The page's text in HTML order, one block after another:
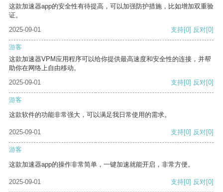
这款加速器app的安全性有待提高，可以加强防护措施，比如增加双重验
证。
2025-09-01
支持[0] 反对[0]
游客
这款加速器VPM应用程序可以给你提供最高速度和安全性的连接，并帮
助你在网络上自由移动。
2025-09-01
支持[0] 反对[0]
游客
这款软件的功能非常强大，可以满足我日常使用的需求。
2025-09-01 支持[0] 反对[0]
游客
这款加速器app的操作非常简单，一键加速就能开启，非常方便。
2025-09-01 支持[0] 反对[0]